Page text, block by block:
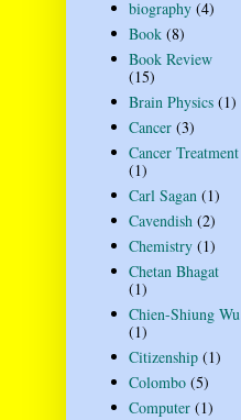
biography (4)
Book (8)
Book Review
(15)
Brain Physics (1)
Cancer (3)
Cancer Treatment
(1)
Carl Sagan (1)
Cavendish (2)
Chemistry (1)
Chetan Bhagat
(1)
Chien-Shiung Wu
(1)
Citizenship (1)
Colombo (5)
Computer (1)